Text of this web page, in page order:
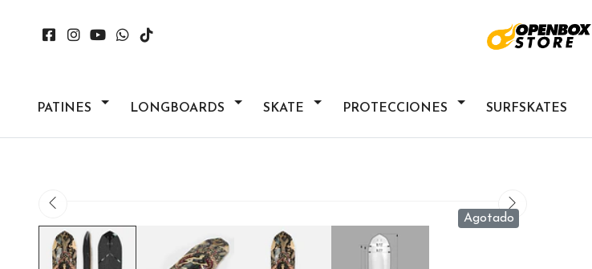
PATINES LONGBOARDS SKATE PROTECCIONES SURFSKATES
Agotado